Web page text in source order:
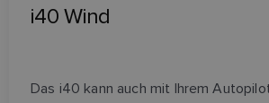
i40 Wind
Das i40 kann auch mit Ihrem